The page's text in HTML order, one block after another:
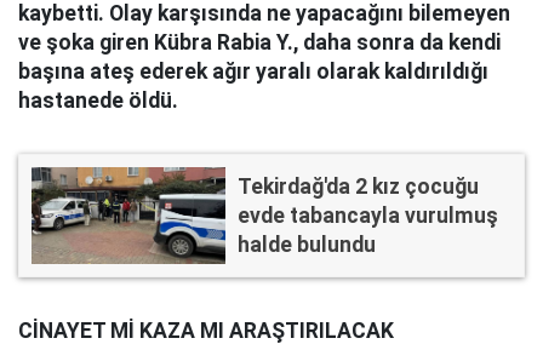
kaybetti. Olay karşısında ne yapacağını bilemeyen
ve şoka giren Kübra Rabia Y., daha sonra da kendi
başına ateş ederek ağır yaralı olarak kaldırıldığı
hastanede öldü.
Tekirdağ'da 2 kız çocuğu
evde tabancayla vurulmuş
halde bulundu
CİNAYET Mİ KAZA MI ARAŞTIRILACAK